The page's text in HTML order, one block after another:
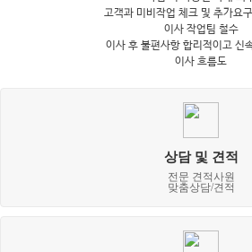
고객과 미비작업 체크 및 추가요
이사 작업팀 철수
이사 후 불편사항 합리적이고 신
이사 흐름도
상담 및 견적
전문 견적사원
맞춤상담/견적